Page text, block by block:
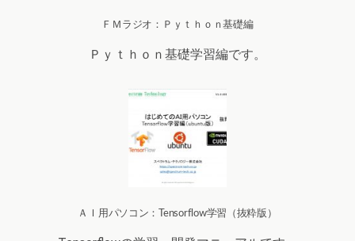
ＦＭラジオ：Ｐｙｔｈｏｎ基礎編
Ｐｙｔｈｏｎ基礎学習編です。
ＡＩ用パソコン：Tensorflow学習（抜粋版）